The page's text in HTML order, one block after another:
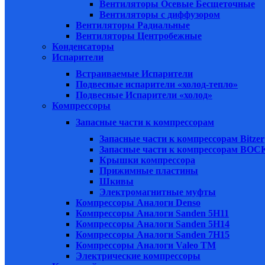
Вентиляторы Осевые Бесщеточные
Вентиляторы с диффузором
Вентиляторы Радиальные
Вентиляторы Центробежные
Конденсаторы
Испарители
Встраиваемые Испарители
Подвесные испарители «холод-тепло»
Подвесные Испарители «холод»
Компрессоры
Запасные части к компрессорам
Запасные части к компрессорам Bitzer
Запасные части к компрессорам
Крышки компрессора
Прижимные пластины
Шкивы
Электромагнитные муфты
Компрессоры Аналоги Denso
Компрессоры Аналоги Sanden 5H11
Компрессоры Аналоги Sanden 5H14
Компрессоры Аналоги Sanden 7H15
Компрессоры Аналоги Valeo ТМ
Электрические компрессоры